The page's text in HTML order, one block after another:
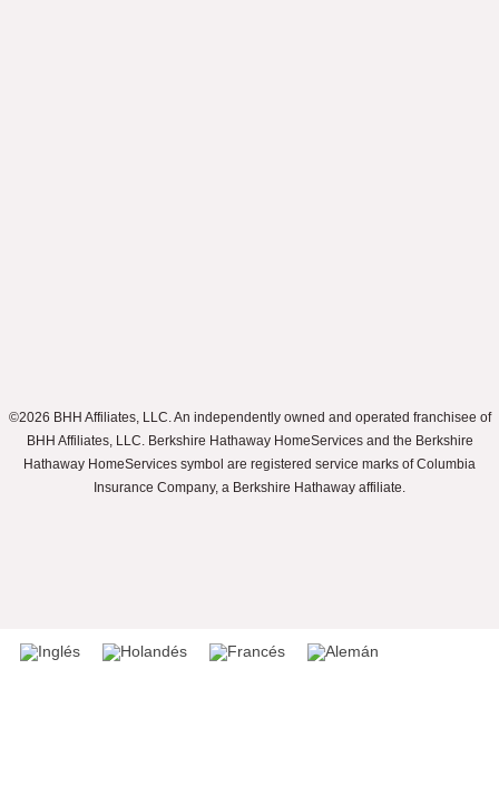
©2026 BHH Affiliates, LLC. An independently owned and operated franchisee of
BHH Affiliates, LLC. Berkshire Hathaway HomeServices and the Berkshire
Hathaway HomeServices symbol are registered service marks of Columbia
Insurance Company, a Berkshire Hathaway affiliate.